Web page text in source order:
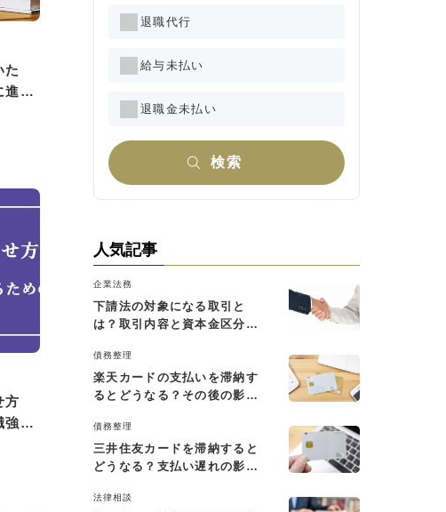
た
進め
方
強要
退職代行
給与未払い
退職金未払い
検索
人気記事
企業法務
下請法の対象になる取引と
は？取引内容と資本金区分に
債務整理
楽天カードの支払いを滞納す
るとどうなる？その後の影響
債務整理
三井住友カードを滞納すると
どうなる？支払い遅れの影響
法律相談